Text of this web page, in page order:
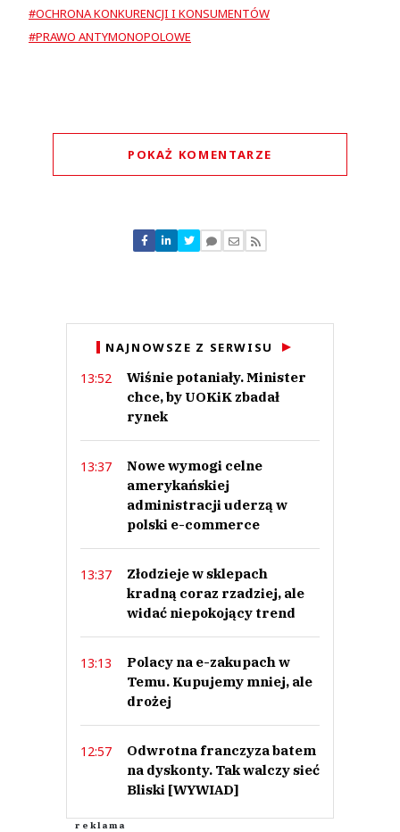
#OCHRONA KONKURENCJI I KONSUMENTÓW
#PRAWO ANTYMONOPOLOWE
POKAŻ KOMENTARZE
Nie znaleziono komentarzy
Zostaw swoje komentarze
NAJNOWSZE Z SERWISU
13:52
Wiśnie potaniały. Minister
chce, by UOKiK zbadał
rynek
13:37
Nowe wymogi celne
amerykańskiej
administracji uderzą w
polski e-commerce
13:37
Złodzieje w sklepach
kradną coraz rzadziej, ale
widać niepokojący trend
13:13
Polacy na e-zakupach w
Temu. Kupujemy mniej, ale
drożej
12:57
Odwrotna franczyza batem
na dyskonty. Tak walczy sieć
Bliski [WYWIAD]